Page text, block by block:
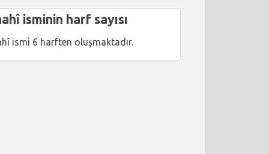
isminin harf sayısı
ismi 6 harften oluşmaktadır.